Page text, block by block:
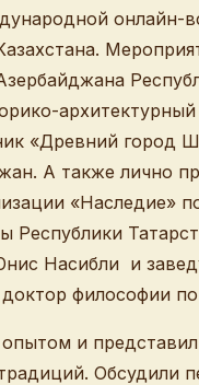
онлайн-
«Древний город
А также лично
«Наследие»
Республики
Насибли и
философии
и
Обсудили